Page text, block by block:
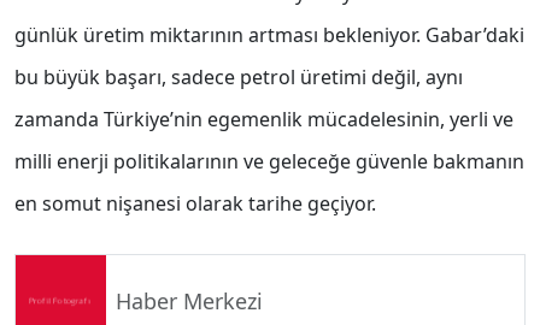
günlük üretim miktarının artması bekleniyor. Gabar’daki
bu büyük başarı, sadece petrol üretimi değil, aynı
zamanda Türkiye’nin egemenlik mücadelesinin, yerli ve
milli enerji politikalarının ve geleceğe güvenle bakmanın
en somut nişanesi olarak tarihe geçiyor.
Haber Merkezi